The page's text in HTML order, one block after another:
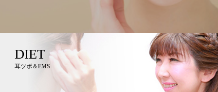
DIET
耳ツボ＆EMS